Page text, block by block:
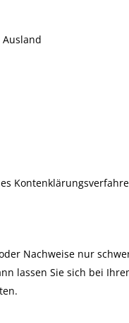
Nachweise nur
lassen Sie sich bei